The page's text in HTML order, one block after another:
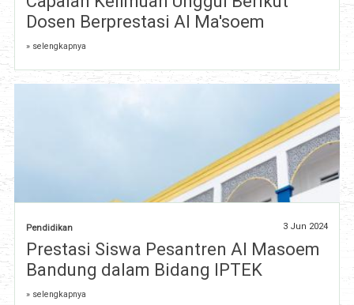
Dosen Berprestasi Al Ma'soem
» selengkapnya
Pendidikan 3 Jun 2024
Prestasi Siswa Pesantren Al Masoem
Bandung dalam Bidang IPTEK
» selengkapnya